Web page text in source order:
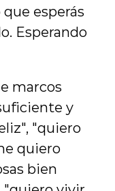
esperás
Esperando
marcos
y
"quiero
quiero
bien